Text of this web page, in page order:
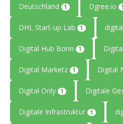
Deutschland 1 Dgree.io
DHL Start-up Lab 1 digital
Digital Hub Bonn 1
Digital Marketz 1 Digital
Digital Only 1 Digitale
Digitale Infrastruktur 1